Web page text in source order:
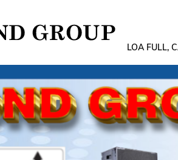
LOA FULL,